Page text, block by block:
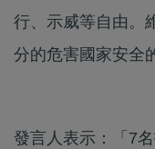
行、示威等自由。
分的危害國家安全
發言人表示：「7